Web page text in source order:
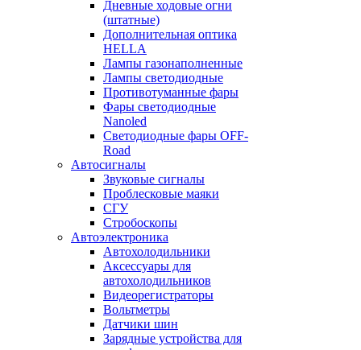
Дневные ходовые огни
(штатные)
Дополнительная оптика
HELLA
Лампы газонаполненные
Лампы светодиодные
Противотуманные фары
Фары светодиодные
Nanoled
Светодиодные фары OFF-
Road
Автосигналы
Звуковые сигналы
Проблесковые маяки
СГУ
Стробоскопы
Автоэлектроника
Автохолодильники
Аксессуары для
автохолодильников
Видеорегистраторы
Вольтметры
Датчики шин
Зарядные устройства для